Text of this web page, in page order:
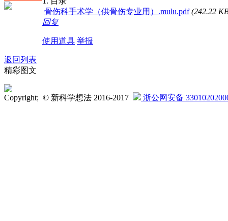
骨伤科手术学（供骨伤专业用）.mulu.pdf (242.22
回复
使用道具 举报
返回列表
精彩图文
Copyright; © 新科学想法 2016-2017 浙公网安备